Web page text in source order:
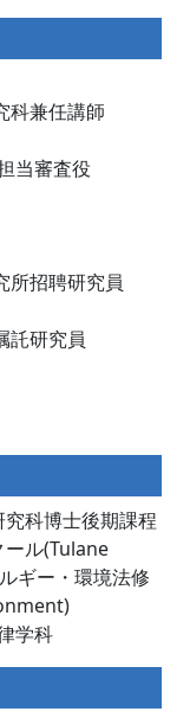
科兼任講師
当審査役
所招聘研究員
託研究員
科博士後期課程
ール(Tulane
ギー・環境法修
学科